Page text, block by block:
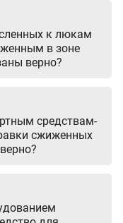
к люкам
в зоне
верно?
средствам-
сжиженных